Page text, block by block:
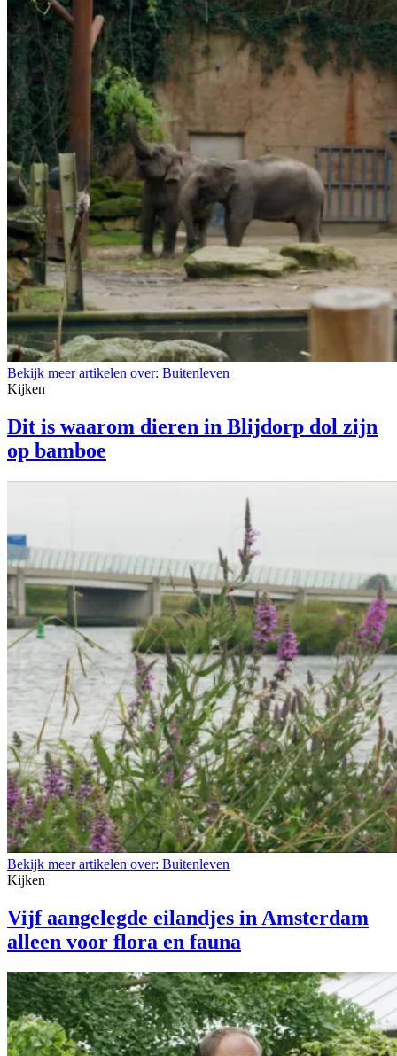
Bekijk meer artikelen over: Buitenleven
Kijken
Dit is waarom dieren in Blijdorp dol zijn
op bamboe
Bekijk meer artikelen over: Buitenleven
Kijken
Vijf aangelegde eilandjes in Amsterdam
alleen voor flora en fauna